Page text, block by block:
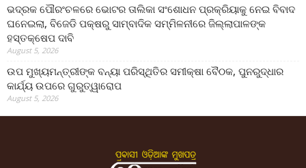
ଭଦ୍ରକ ପୌରଂଚଳରେ ଭୋଟର ତାଲିକା ସଂଶୋଧନ ପ୍ରକ୍ରିୟାକୁ ନେଇ ବିବାଦ
ଘନେଇଲା, ବିଜେଡି ପକ୍ଷରୁ ସାମ୍ବାଦିକ ସମ୍ମିଳନୀରେ ଜିଲ୍ଲାପାଳଙ୍କ
ହସ୍ତକ୍ଷେପ ଦାବି
August 5, 2026
ଉପ ମୁଖ୍ୟମନ୍ତ୍ରୀଙ୍କ ବନ୍ୟା ପରିସ୍ଥିତିର ସମୀକ୍ଷା ବୈଠକ, ପୁନରୁଦ୍ଧାର
କାର୍ଯ୍ୟ ଉପରେ ଗୁରୁତ୍ୱାରୋପ
August 5, 2026